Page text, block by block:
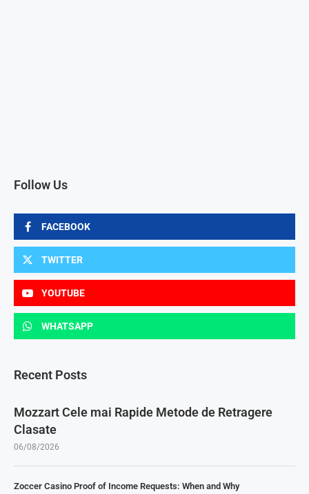
Follow Us
FACEBOOK
TWITTER
YOUTUBE
WHATSAPP
Recent Posts
Mozzart Cele mai Rapide Metode de Retragere
Clasate
06/08/2026
Zoccer Casino Proof of Income Requests: When and Why